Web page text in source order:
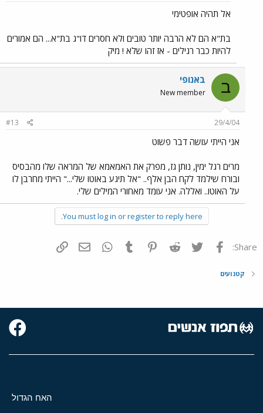
אל תהיה אופטימי
בת"א הם לא הרבה יותר טובים ולא חסרים דו"ג בת"א... הם אמורים
להיות כבר רגילים - אז זהו שלא ! מיק
ב באנופי
New member
29/4/04
#13
אני הייתי עושה דבר פשוט
מרים רגל ימין, נותן גז, מפרק את האמאמא של המראה שלו מהבסיס
ובורח שילמד לקח הבן אלף.. "אל תיגע באוטו שלי..." הייתי מחרבן לו
על האוטו.. ואללה. אני עומד מאחורי המילים שלי.
You must log in or register to reply here.
Share: פייסבוק Twitter
Reddit
Pinterest
Tumblr
WhatsAppדואר אלקטרוני
קטנועים
האח הגדול